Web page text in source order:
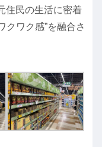
住民の生活に密着
クワク感”を融合さ